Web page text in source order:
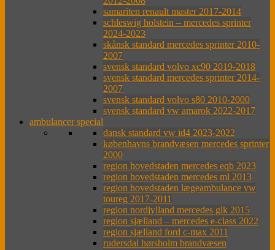
samariten renault master 2017-2014
schleswig holstein – mercedes sprinter
2024-2023
skånsk standard mercedes sprinter 2010-
2007
svensk standard volvo xc90 2019-2018
svensk standard mercedes sprinter 2014-
2007
svensk standard volvo s80 2010-2000
svensk standard vw amarok 2022-2017
ambulancer special
dansk standard vw id4 2023-2022
københavns brandvæsen mercedes sprinter
2000
region hovedstaden mercedes eqb 2023
region hovedstaden mercedes ml 2013
region hovedstaden lægeambulance vw
toureg 2017-2011
region nordjylland mercedes glk 2015
region sjælland – mercedes e-class 2022
region sjælland ford c-max 2011
rudersdal hørsholm brandvæsen